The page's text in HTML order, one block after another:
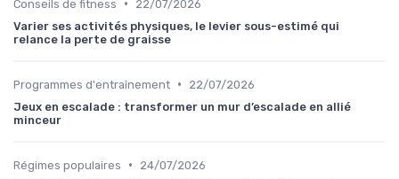
Conseils de fitness •
22/07/2026
Varier ses activités physiques, le levier sous-estimé qui
relance la perte de graisse
Programmes d'entraînement •
22/07/2026
Jeux en escalade : transformer un mur d’escalade en allié
minceur
Régimes populaires •
24/07/2026